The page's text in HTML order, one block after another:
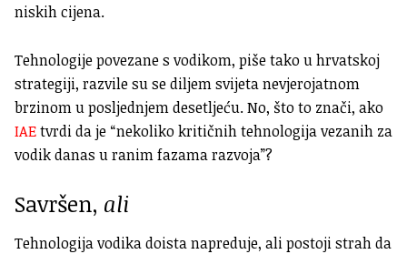
niskih cijena.
Tehnologije povezane s vodikom, piše tako u hrvatskoj
strategiji, razvile su se diljem svijeta nevjerojatnom
brzinom u posljednjem desetljeću. No, što to znači, ako
IAEtvrdi da je “nekoliko kritičnih tehnologija vezanih za
vodik danas u ranim fazama razvoja”?
Savršen, ali
Tehnologija vodika doista napreduje, ali postoji strah da